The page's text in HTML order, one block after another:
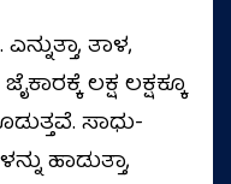
ತಾಳ,
ಲಕ್ಷ ಲಕ್ಷಕ್ಕೂ
ಸಾಧು-
ಹಾಡುತ್ತಾ,